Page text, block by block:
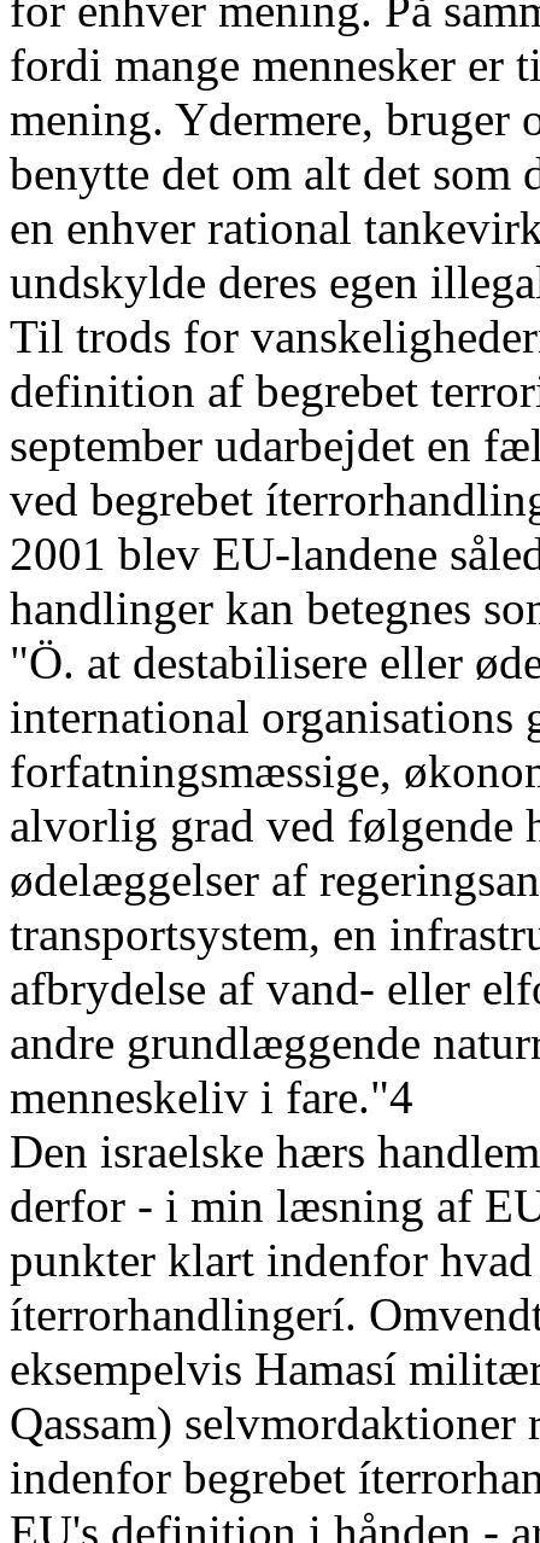
fordi mange mennesker er
mening. Ydermere, bruger
benytte det om alt det som
en enhver rational
undskylde deres egen
Til trods for
definition af begrebet
september udarbejdet en
ved begrebet
2001 blev EU-landene
handlinger kan betegnes
"Ö. at destabilisere eller
international
forfatningsmæssige,
alvorlig grad ved følgende
ødelæggelser af
transportsystem, en
afbrydelse af vand- eller
andre grundlæggende
menneskeliv i fare."4
Den israelske hærs
derfor - i min læsning af
punkter klart indenfor
íterrorhandlingerí.
eksempelvis Hamasí
Qassam)
indenfor begrebet
EU's definition i hånden -